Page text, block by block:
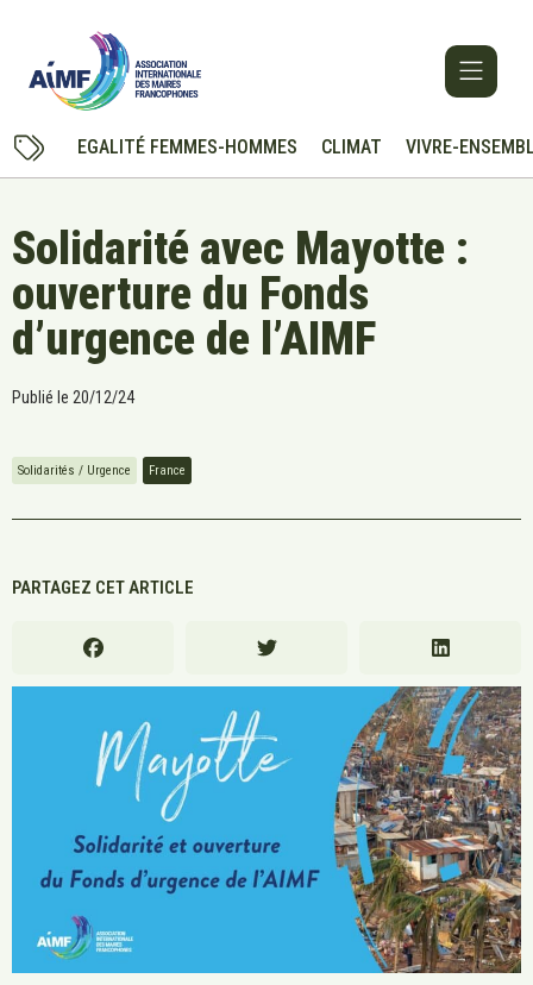
EGALITÉ FEMMES-HOMMES CLIMAT VIVRE-
Solidarité avec Mayotte :
ouverture du Fonds
d’urgence de l’AIMF
Publié le 20/12/24
Solidarités / Urgence France
PARTAGEZ CET ARTICLE